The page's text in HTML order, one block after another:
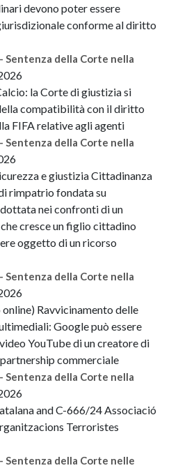
devono poter essere
conforme al diritto
Sentenza della Corte nella
la Corte di giustizia si
compatibilità con il diritto
FIFA relative agli agenti
Sentenza della Corte nella
e giustizia Cittadinanza
rimpatrio fondata su
nei confronti di un
cresce un figlio cittadino
oggetto di un ricorso
Sentenza della Corte nella
Ravvicinamento delle
Google può essere
YouTube di un creatore di
commerciale
Sentenza della Corte nella
and C-666/24 Associació
Terroristes
Sentenza della Corte nelle